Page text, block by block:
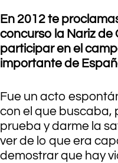
En 2012 te
concurso la Nariz de
participar en el
importante de
Fue un acto
con el que buscaba,
prueba y darme la
ver de lo que era
demostrar que hay